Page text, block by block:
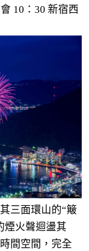
10：30 新宿西
三面環山的“簸
煙火聲迴盪其
間空間，完全